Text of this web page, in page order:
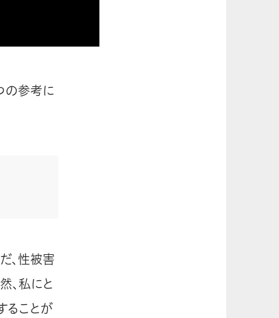
の参考に
、性被害
、私にと
ることが